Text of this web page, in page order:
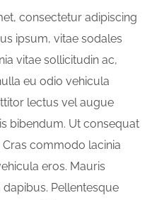
consectetur adipiscing
ipsum, vitae sodales
vitae sollicitudin ac,
eu odio vehicula
lectus vel augue
bibendum. Ut consequat
commodo lacinia
eros. Mauris
Pellentesque